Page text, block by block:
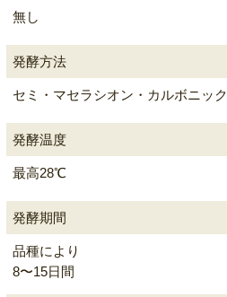
無し
発酵方法
セミ・マセラシオン・カルボニック
発酵温度
最高28℃
発酵期間
品種により
8〜15日間